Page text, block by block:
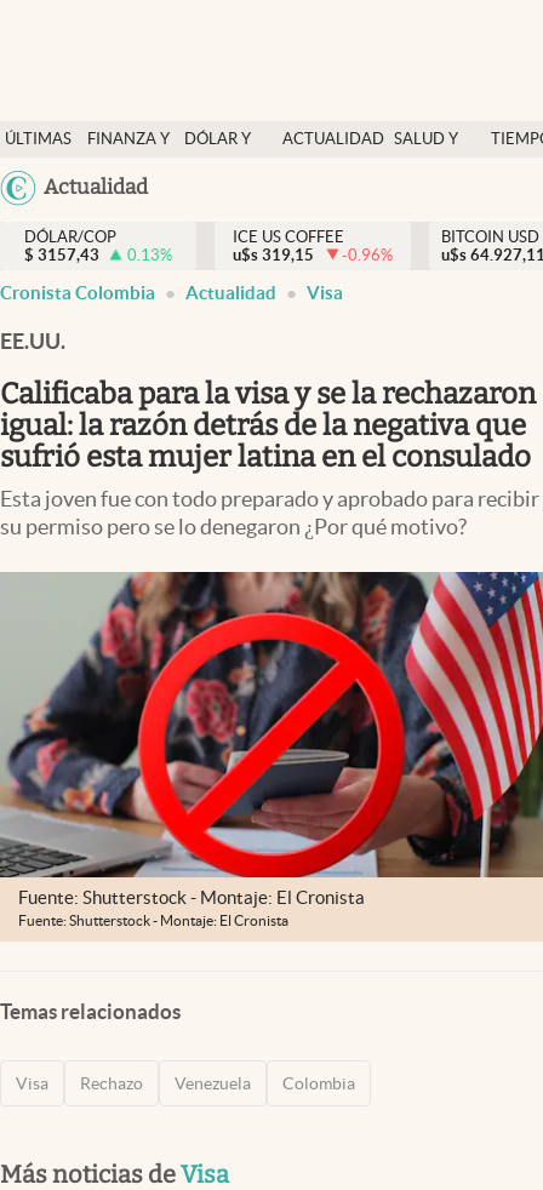
ÚLTIMAS
NOTICIAS
FINANZA Y
DÓLAR Y
ACTUALIDAD SALUD Y
México
Actualidad
Salud y nutrición
Vida espiritual
Actualidad
Colombia
DÓLAR/COP
$ 3157,43 0.13%
ICE US COFFEE
u$s 319,15 -0.96%
BITCOIN USD
u$s
Cronista Colombia Actualidad Visa
EE.UU.
Calificaba para la visa y se la rechazaron
igual: la razón detrás de la negativa que
sufrió esta mujer latina en el consulado
Esta joven fue con todo preparado y aprobado para recibir
su permiso pero se lo denegaron ¿Por qué motivo?
Fuente: Shutterstock - Montaje: El Cronista
Fuente: Shutterstock - Montaje: El Cronista
Temas relacionados
Visa Rechazo Venezuela Colombia
Más noticias deVisa